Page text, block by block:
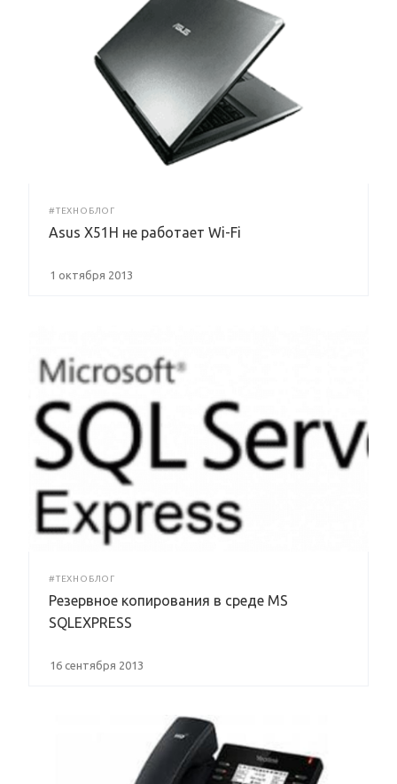
#ТЕХНОБЛОГ
Asus X51H не работает Wi-Fi
1 октября 2013
#ТЕХНОБЛОГ
Резервное копирования в среде MS
SQLEXPRESS
16 сентября 2013